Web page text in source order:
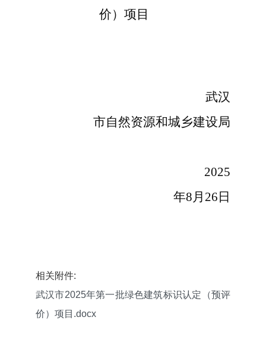
价）项目
武汉
市自然资源和城乡建设局
2025
年8月26日
相关附件:
武汉市2025年第一批绿色建筑标识认定（预评
价）项目.docx